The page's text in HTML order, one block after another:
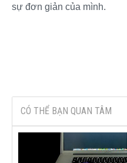
sự đơn giản của mình.
CÓ THỂ BẠN QUAN TÂM